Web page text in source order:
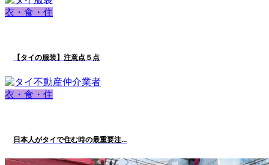
衣・食・住
【タイの服装】注意点５点
衣・食・住
日本人がタイで住む時の最重要注...